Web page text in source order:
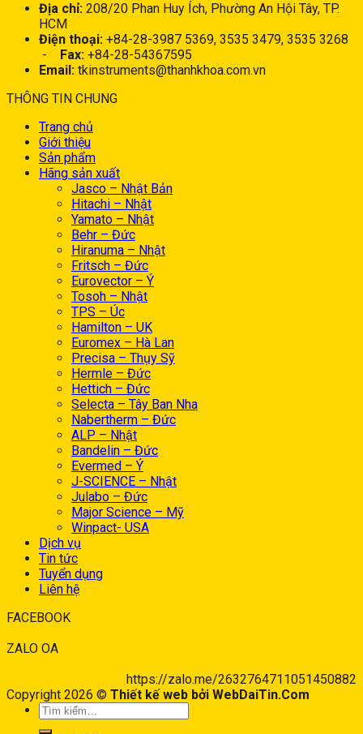
Địa chỉ: 208/20 Phan Huy Ích, Phường An Hội Tây, TP.
HCM
Điện thoại: +84-28-3987 5369, 3535 3479, 3535 3268
-
Fax: +84-28-54367595
Email: tkinstruments@thanhkhoa.com.vn
THÔNG TIN CHUNG
Trang chủ
Giới thiệu
Sản phẩm
Hãng sản xuất
Jasco – Nhật Bản
Hitachi – Nhật
Yamato – Nhật
Behr – Đức
Hiranuma – Nhật
Fritsch – Đức
Eurovector – Ý
Tosoh – Nhật
TPS – Úc
Hamilton – UK
Euromex – Hà Lan
Precisa – Thụy Sỹ
Hermle – Đức
Hettich – Đức
Selecta – Tây Ban Nha
Nabertherm – Đức
ALP – Nhật
Bandelin – Đức
Evermed – Ý
J-SCIENCE – Nhật
Julabo – Đức
Major Science – Mỹ
Winpact- USA
Dịch vụ
Tin tức
Tuyển dụng
Liên hệ
FACEBOOK
ZALO OA
https://zalo.me/2632764711051450882
Copyright 2026 © Thiết kế web bởi WebDaiTin.Com